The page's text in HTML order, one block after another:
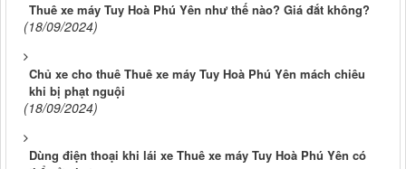
Thuê xe máy Tuy Hoà Phú Yên như thế nào? Giá đắt không?
(18/09/2024)
Chủ xe cho thuê Thuê xe máy Tuy Hoà Phú Yên mách chiêu
khi bị phạt nguội
(18/09/2024)
Dùng điện thoại khi lái xe Thuê xe máy Tuy Hoà Phú Yên có